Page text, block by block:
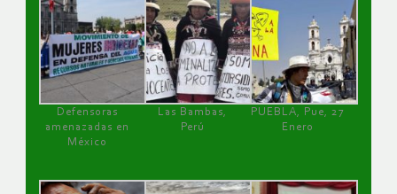
Defensoras
amenazadas en
México
Las Bambas,
Perú
PUEBLA, Pue, 27
Enero